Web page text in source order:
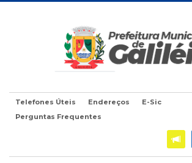
Telefones Úteis Endereços
E-Sic
Perguntas Frequentes